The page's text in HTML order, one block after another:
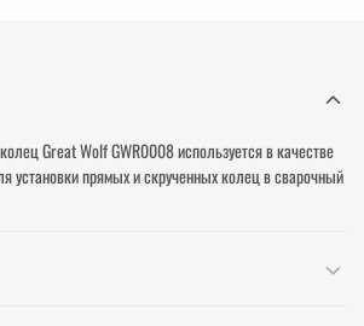
Great Wolf GWR0008 используется в качестве
установки прямых и скрученных колец в сварочный